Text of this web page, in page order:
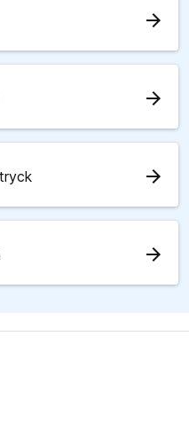
arrow_forward
arrow_forward
arrow_forward
arrow_forward